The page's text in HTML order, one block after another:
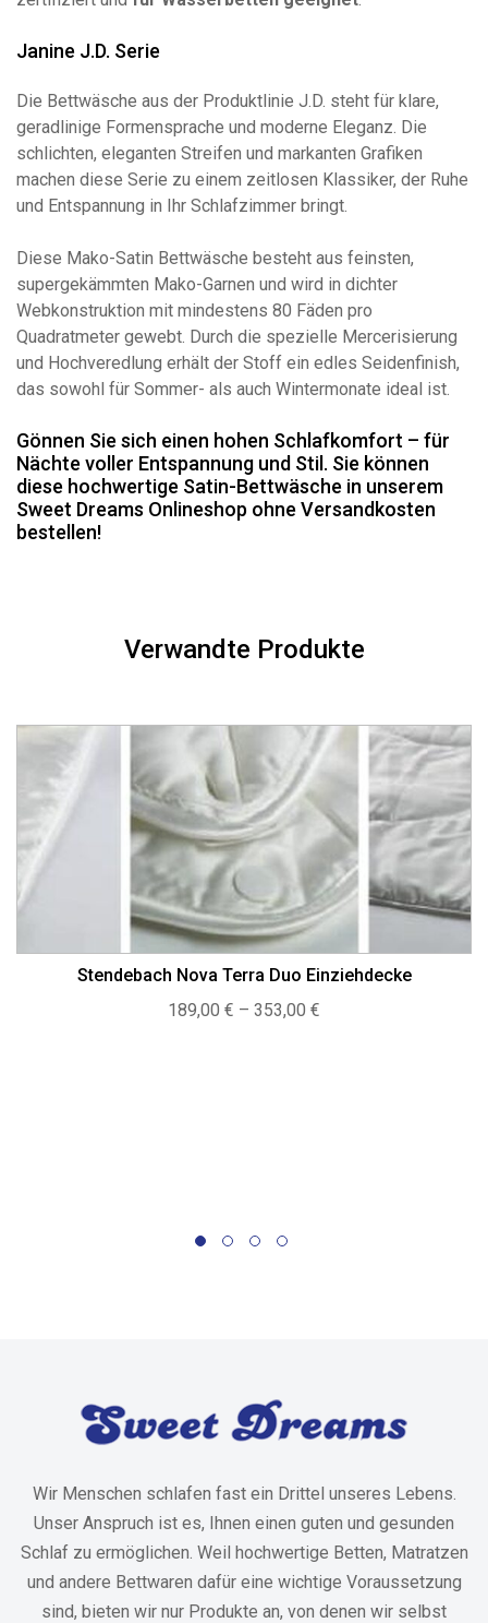
Janine J.D. Serie
Die Bettwäsche aus der Produktlinie J.D. steht für klare,
geradlinige Formensprache und moderne Eleganz. Die
schlichten, eleganten Streifen und markanten Grafiken
machen diese Serie zu einem zeitlosen Klassiker, der Ruhe
und Entspannung in Ihr Schlafzimmer bringt.
Diese Mako-Satin Bettwäsche besteht aus feinsten,
supergekämmten Mako-Garnen und wird in dichter
Webkonstruktion mit mindestens 80 Fäden pro
Quadratmeter gewebt. Durch die spezielle Mercerisierung
und Hochveredlung erhält der Stoff ein edles Seidenfinish,
das sowohl für Sommer- als auch Wintermonate ideal ist.
Gönnen Sie sich einen hohen Schlafkomfort – für
Nächte voller Entspannung und Stil. Sie können
diese hochwertige Satin-Bettwäsche in unserem
Sweet Dreams Onlineshop ohne Versandkosten
bestellen!
Verwandte Produkte
Stendebach Nova Terra Duo Einziehdecke
189,00 € – 353,00 €
Wir Menschen schlafen fast ein Drittel unseres Lebens.
Unser Anspruch ist es, Ihnen einen guten und gesunden
Schlaf zu ermöglichen. Weil hochwertige Betten, Matratzen
und andere Bettwaren dafür eine wichtige Voraussetzung
sind, bieten wir nur Produkte an, von denen wir selbst